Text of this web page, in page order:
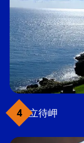
立待岬